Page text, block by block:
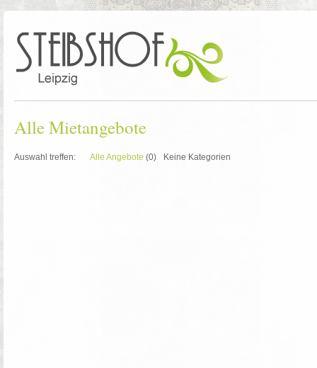
Alle Mietangebote
Auswahl treffen: Alle Angebote (0) Keine Kategorien